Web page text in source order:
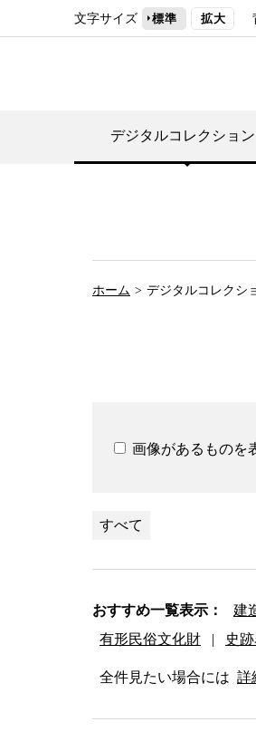
文字サイズ 標準 拡大
デジタルコレクション
ホーム デジタルコレクシ
画像があるものを
すべて
おすすめ一覧表示： 建
有形民俗文化財
| 史
全件見たい場合には 詳